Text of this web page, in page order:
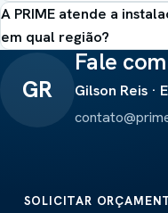
A PRIME atende a
em qual região?
GR
Fale
Gilson Reis ·
SOLICITAR